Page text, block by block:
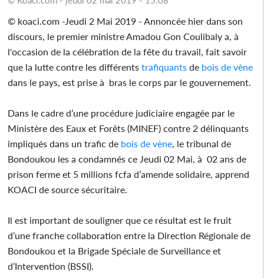
© koaci.com -Jeudi 2 Mai 2019 - Annoncée hier dans son
discours, le premier ministre Amadou Gon Coulibaly a, à
l'occasion de la célébration de la fête du travail, fait savoir
que la lutte contre les différentstrafiquants de bois de vène
dans le pays, est prise à bras le corps par le gouvernement.
Dans le cadre d’une procédure judiciaire engagée par le
Ministère des Eaux et Forêts (MINEF) contre 2 délinquants
impliqués dans un trafic de bois de vène , le tribunal de
Bondoukou les a condamnés ce Jeudi 02 Mai, à 02 ans de
prison ferme et 5 millions fcfa d’amende solidaire, apprend
KOACI de source sécuritaire.
Il est important de souligner que ce résultat est le fruit
d’une franche collaboration entre la Direction Régionale de
Bondoukou et la Brigade Spéciale de Surveillance et
d’Intervention (BSSI).